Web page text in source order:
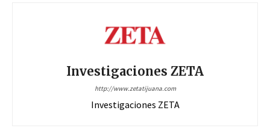
Investigaciones ZETA
http://www.zetatijuana.com
Investigaciones ZETA